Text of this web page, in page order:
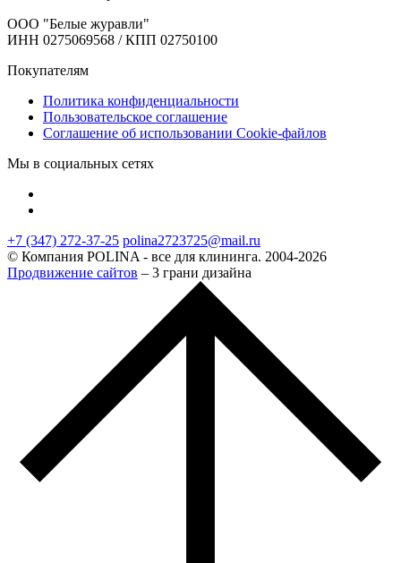
ООО "Белые журавли"
ИНН 0275069568 / КПП 02750100
Покупателям
Политика конфиденциальности
Пользовательское соглашение
Соглашение об использовании Cookie-файлов
Мы в социальных сетях
+7 (347) 272-37-25 polina2723725@mail.ru
© Компания POLINA - все для клининга. 2004-2026
Продвижение сайтов – 3 грани дизайна